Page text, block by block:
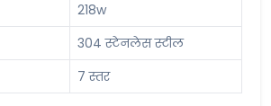
218w
304 स्टेनलेस स्टील
7 स्तर